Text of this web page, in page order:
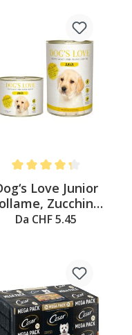
Average rating of 4.2 out
Love Junior
Zucchine
& Mela
Da CHF 5.45